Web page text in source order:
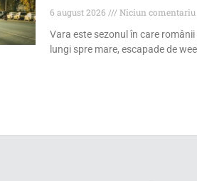
6 august 2026
Niciun comentariu
Vara este sezonul în care
lungi spre mare, escapade de